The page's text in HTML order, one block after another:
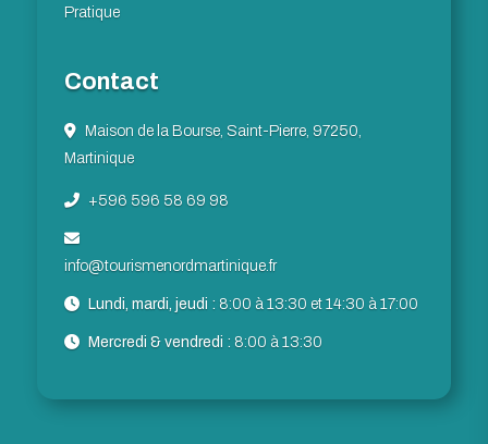
Pratique
Contact
Maison de la Bourse, Saint-Pierre, 97250,
Martinique
+596 596 58 69 98
info@tourismenordmartinique.fr
Lundi, mardi, jeudi : 8:00 à 13:30 et 14:30 à 17:00
Mercredi & vendredi : 8:00 à 13:30